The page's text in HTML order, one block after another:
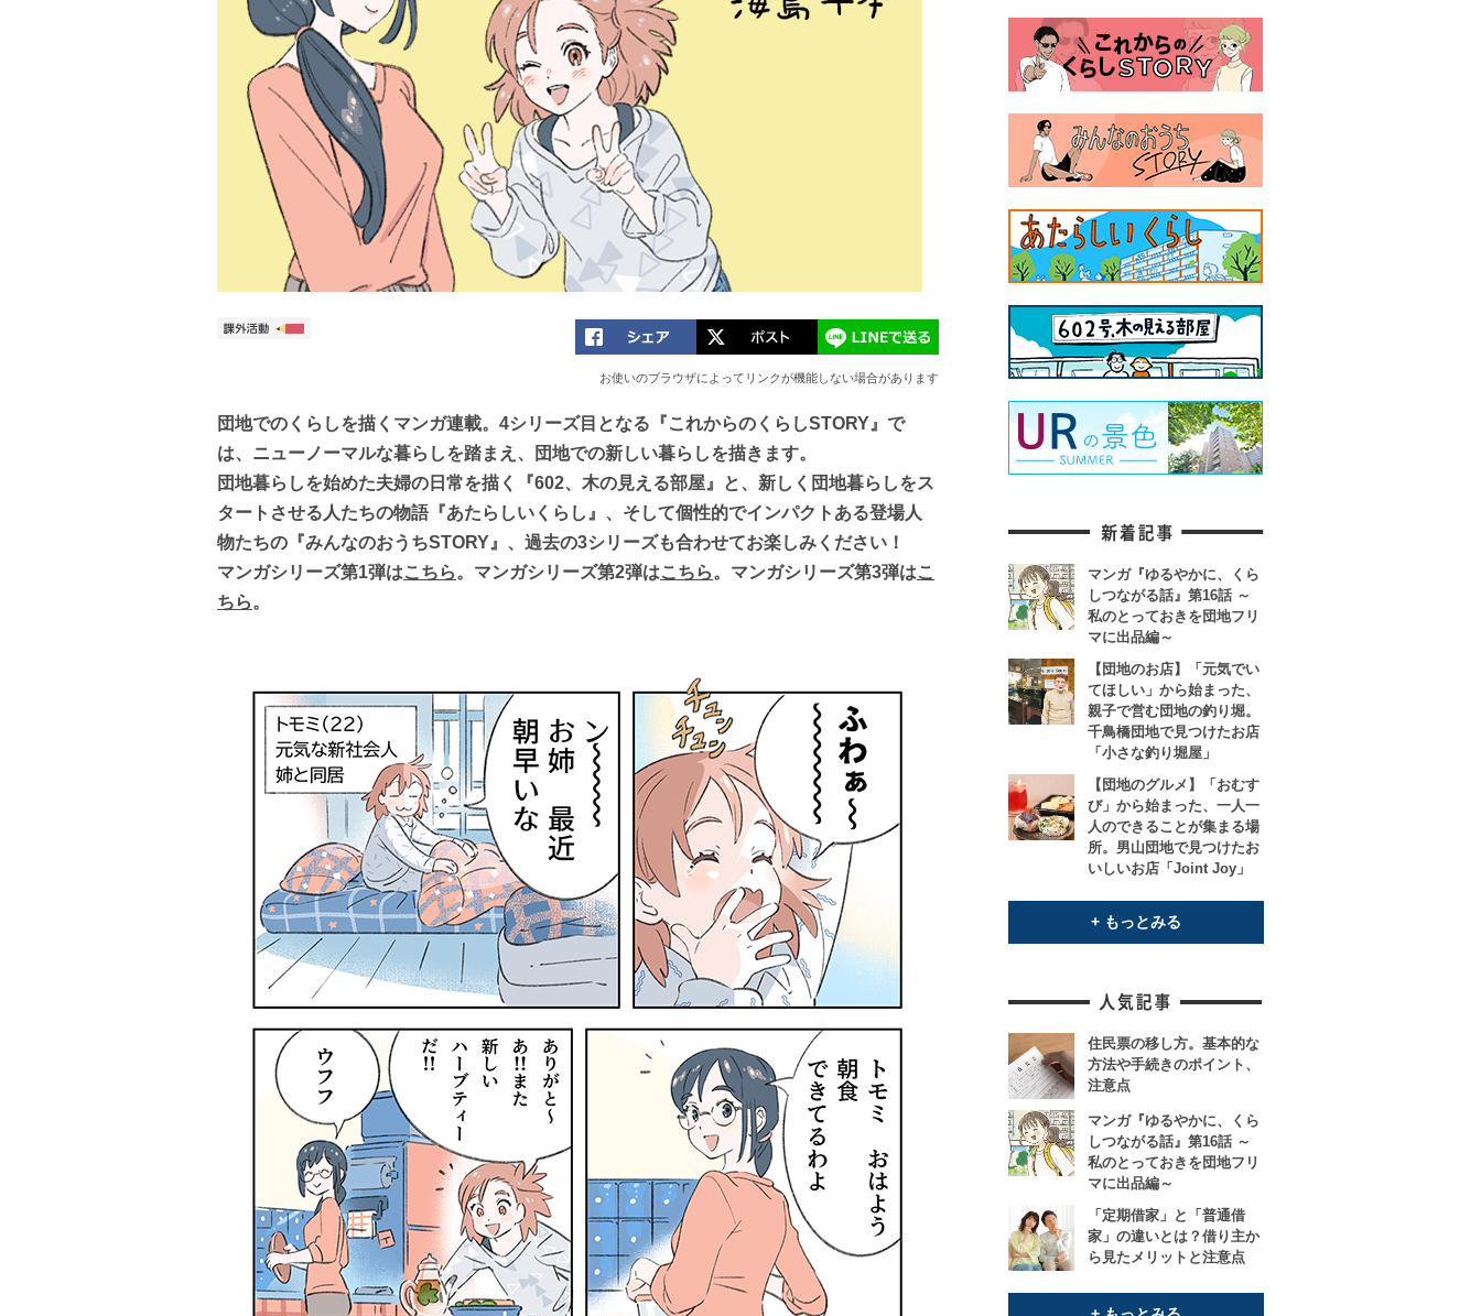
お使いのブラウザによってリンクが機能しない場合があります
団地でのくらしを描くマンガ連載。4シリーズ目となる『これからのくらしSTORY』で
は、ニューノーマルな暮らしを踏まえ、団地での新しい暮らしを描きます。
団地暮らしを始めた夫婦の日常を描く『602、木の見える部屋』と、新しく団地暮らしをス
タートさせる人たちの物語『あたらしいくらし』、そして個性的でインパクトある登場人
物たちの『みんなのおうちSTORY』、過去の3シリーズも合わせてお楽しみください！
マンガシリーズ第1弾はこちら。マンガシリーズ第2弾はこちら。マンガシリーズ第3弾はこ
ちら。
マンガ『ゆるやかに、くら
しつながる話』第16話 ～
私のとっておきを団地フリ
マに出品編～
【団地のお店】「元気でい
てほしい」から始まった、
親子で営む団地の釣り堀。
千鳥橋団地で見つけたお店
「小さな釣り堀屋」
【団地のグルメ】「おむす
び」から始まった、一人一
人のできることが集まる場
所。男山団地で見つけたお
いしいお店「Joint Joy」
+ もっとみる
住民票の移し方。基本的な
方法や手続きのポイント、
注意点
マンガ『ゆるやかに、くら
しつながる話』第16話 ～
私のとっておきを団地フリ
マに出品編～
「定期借家」と「普通借
家」の違いとは？借り主か
ら見たメリットと注意点